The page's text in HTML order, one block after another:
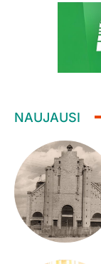
NAUJAUSI